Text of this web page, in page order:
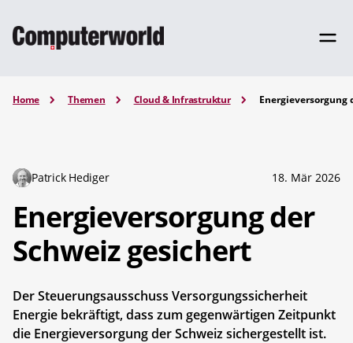
Home Themen Cloud & Infrastruktur Energieversorgung
Patrick Hediger 18. Mär 2026
Energieversorgung der
Schweiz gesichert
Der Steuerungsausschuss Versorgungssicherheit
Energie bekräftigt, dass zum gegenwärtigen Zeitpunkt
die Energieversorgung der Schweiz sichergestellt ist.